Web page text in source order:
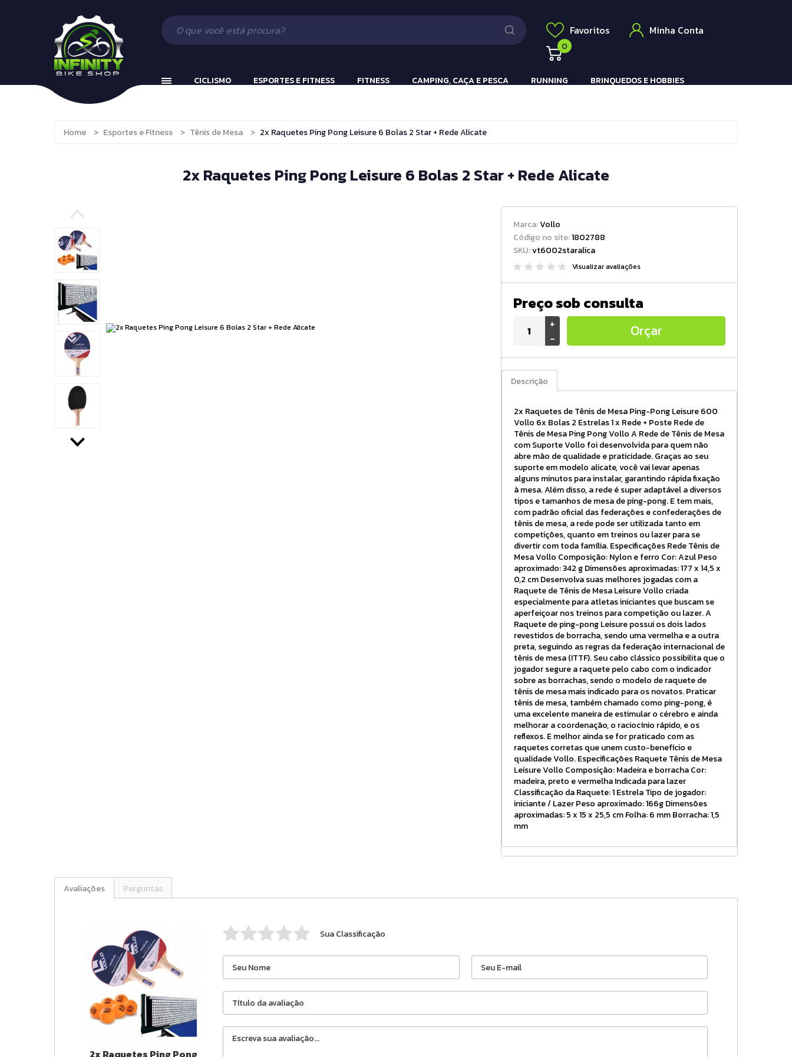
Favoritos Minha Conta
0
Camping, Caça e Pesca
CICLISMO ESPORTES E FITNESS
Fitness e Musculação
FITNESS CAMPING, CAÇA E PESCA RUNNING BRINQUEDOS E HOBBIES
Ciclismo
Esportes e Fitness
Fitness
Camping, Caça e Pesca
Brinquedos e Hobbies
Natação
Running
Acessórios
Componentes
Beach Tennis
Fitness e Musculação
Tênis de Mesa
Lanternas Pistola e Rifle Elétrico
Luva
Home > Esportes e Fitness > Tênis de Mesa > 2x Raquetes Ping Pong Leisure 6 Bolas 2 Star + Rede Alicate
2x Raquetes Ping Pong Leisure 6 Bolas 2 Star + Rede Alicate
Marca:Vollo
Código no site:1802788
SKU:vt6002staralica
Visualizar avaliações
Preço sob consulta
+
-
Orçar
Descrição
2x Raquetes de Tênis de Mesa Ping-Pong Leisure 600
Vollo 6x Bolas 2 Estrelas 1 x Rede + Poste Rede de
Tênis de Mesa Ping Pong Vollo A Rede de Tênis de Mesa
com Suporte Vollo foi desenvolvida para quem não
abre mão de qualidade e praticidade. Graças ao seu
suporte em modelo alicate, você vai levar apenas
alguns minutos para instalar, garantindo rápida fixação
à mesa. Além disso, a rede é super adaptável a diversos
tipos e tamanhos de mesa de ping-pong. E tem mais,
com padrão oficial das federações e confederações de
tênis de mesa, a rede pode ser utilizada tanto em
competições, quanto em treinos ou lazer para se
divertir com toda família. Especificações Rede Tênis de
Mesa Vollo Composição: Nylon e ferro Cor: Azul Peso
aproximado: 342 g Dimensões aproximadas: 177 x 14,5 x
0,2 cm Desenvolva suas melhores jogadas com a
Raquete de Tênis de Mesa Leisure Vollo criada
especialmente para atletas iniciantes que buscam se
aperfeiçoar nos treinos para competição ou lazer. A
Raquete de ping-pong Leisure possui os dois lados
revestidos de borracha, sendo uma vermelha e a outra
preta, seguindo as regras da federação internacional de
tênis de mesa (ITTF). Seu cabo clássico possibilita que o
jogador segure a raquete pelo cabo com o indicador
sobre as borrachas, sendo o modelo de raquete de
tênis de mesa mais indicado para os novatos. Praticar
tênis de mesa, também chamado como ping-pong, é
uma excelente maneira de estimular o cérebro e ainda
melhorar a coordenação, o raciocínio rápido, e os
reflexos. E melhor ainda se for praticado com as
raquetes corretas que unem custo-benefício e
qualidade Vollo. Especificações Raquete Tênis de Mesa
Leisure Vollo Composição: Madeira e borracha Cor:
madeira, preto e vermelha Indicada para lazer
Classificação da Raquete: 1 Estrela Tipo de jogador:
iniciante / Lazer Peso aproximado: 166g Dimensões
aproximadas: 5 x 15 x 25,5 cm Folha: 6 mm Borracha: 1,5
mm
Avaliações Perguntas
Sua Classificação